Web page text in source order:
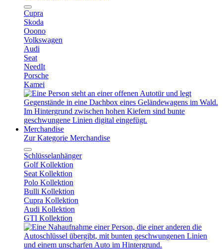
Cupra
Skoda
Ooono
Volkswagen
Audi
Seat
NeedIt
Porsche
Kamei
Merchandise
Zur Kategorie Merchandise
Schlüsselanhänger
Golf Kollektion
Seat Kollektion
Polo Kollektion
Bulli Kollektion
Cupra Kollektion
Audi Kollektion
GTI Kollektion